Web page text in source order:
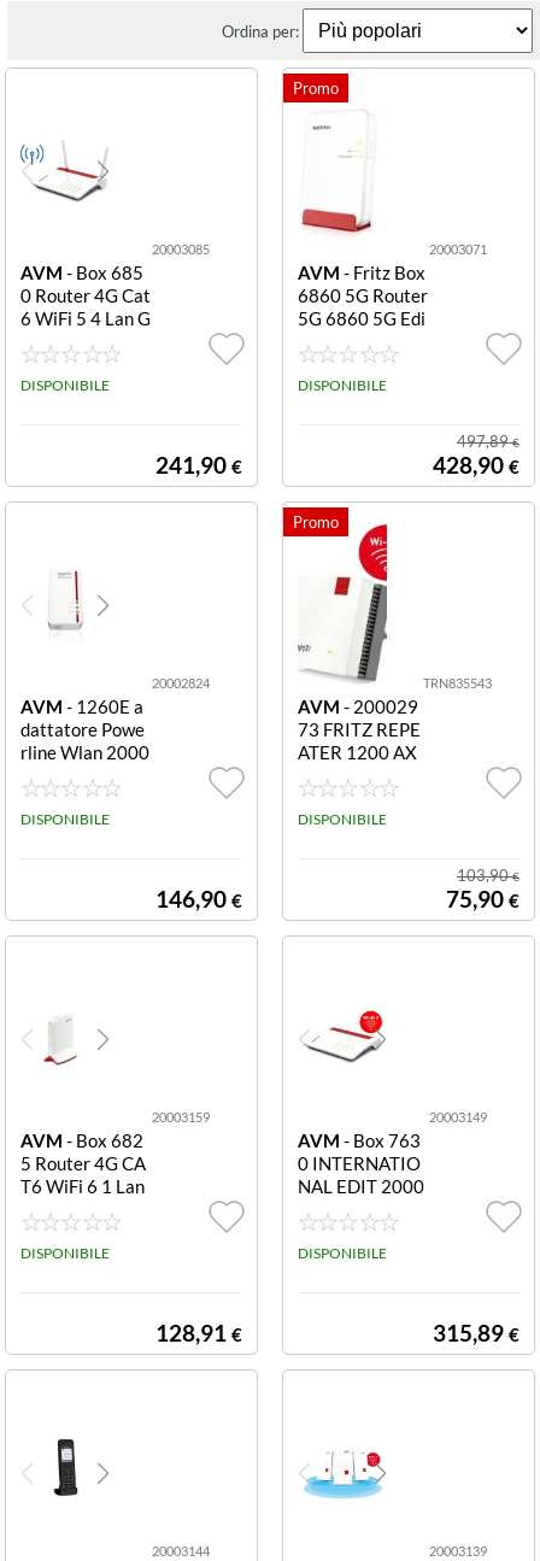
Ordina per:
20003085
AVM - Box 685
0 Router 4G Cat
6 WiFi 5 4 Lan G
bit USB 3 VoIP
Dect FRITZ BO
X 6850 4G EDI
DISPONIBILE
241,90 €
20003071
AVM - Fritz Box
6860 5G Router
5G 6860 5G Edi
tion Internation
al
DISPONIBILE
497,89€
428,90 €
20002824
AVM - 1260E a
dattatore Powe
rline Wlan 2000
2824 1000 Mbi
t/s Bianco FRIT
Z!POWERLINE
DISPONIBILE
146,90 €
TRN835543
AVM - 200029
73 FRITZ REPE
ATER 1200 AX
WIFI6 D.BAND
GIGABIT AX30
00
DISPONIBILE
103,90€
75,90 €
20003159
AVM - Box 682
5 Router 4G CA
T6 WiFi 6 1 Lan
Gbit 6825 4G In
ternational
DISPONIBILE
128,91 €
20003149
AVM - Box 763
0 INTERNATIO
NAL EDIT 2000
3149
DISPONIBILE
315,89 €
20003144 20003139